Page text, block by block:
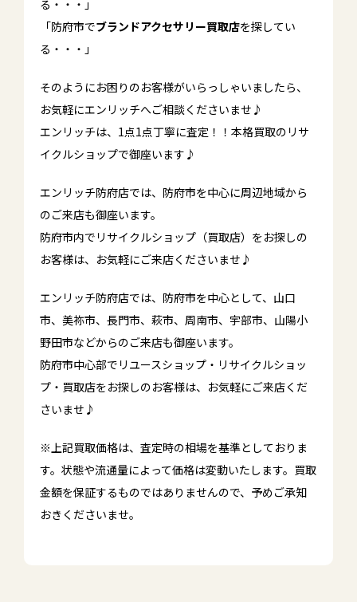
る・・・」
「防府市でブランドアクセサリー買取店を探してい
る・・・」
そのようにお困りのお客様がいらっしゃいましたら、
お気軽にエンリッチへご相談くださいませ♪
エンリッチは、1点1点丁寧に査定！！本格買取のリサ
イクルショップで御座います♪
エンリッチ防府店では、防府市を中心に周辺地域から
のご来店も御座います。
防府市内でリサイクルショップ（買取店）をお探しの
お客様は、お気軽にご来店くださいませ♪
エンリッチ防府店では、防府市を中心として、山口
市、美祢市、長門市、萩市、周南市、宇部市、山陽小
野田市などからのご来店も御座います。
防府市中心部でリユースショップ・リサイクルショッ
プ・買取店をお探しのお客様は、お気軽にご来店くだ
さいませ♪
※上記買取価格は、査定時の相場を基準としておりま
す。状態や流通量によって価格は変動いたします。買取
金額を保証するものではありませんので、予めご承知
おきくださいませ。